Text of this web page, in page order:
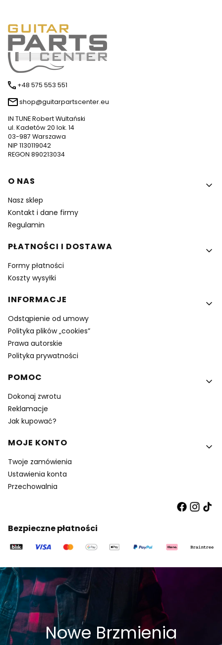
+48 575 553 551
shop@guitarpartscenter.eu
IN TUNE Robert Wultański
ul. Kadetów 20 lok. 14
03-987 Warszawa
NIP 1130119042
REGON 890213034
Linki w stopce
O NAS
Nasz sklep
Kontakt i dane firmy
Regulamin
PŁATNOŚCI I DOSTAWA
Formy płatności
Koszty wysyłki
INFORMACJE
Odstąpienie od umowy
Polityka plików „cookies”
Prawa autorskie
Polityka prywatności
POMOC
Dokonaj zwrotu
Reklamacje
Jak kupować?
MOJE KONTO
Twoje zamówienia
Ustawienia konta
Przechowalnia
Bezpieczne płatności
Nowe Brzmienia